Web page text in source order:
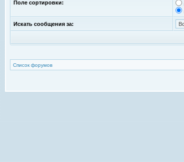
Поле сортировки:
Искать сообщения за:
Список форумов